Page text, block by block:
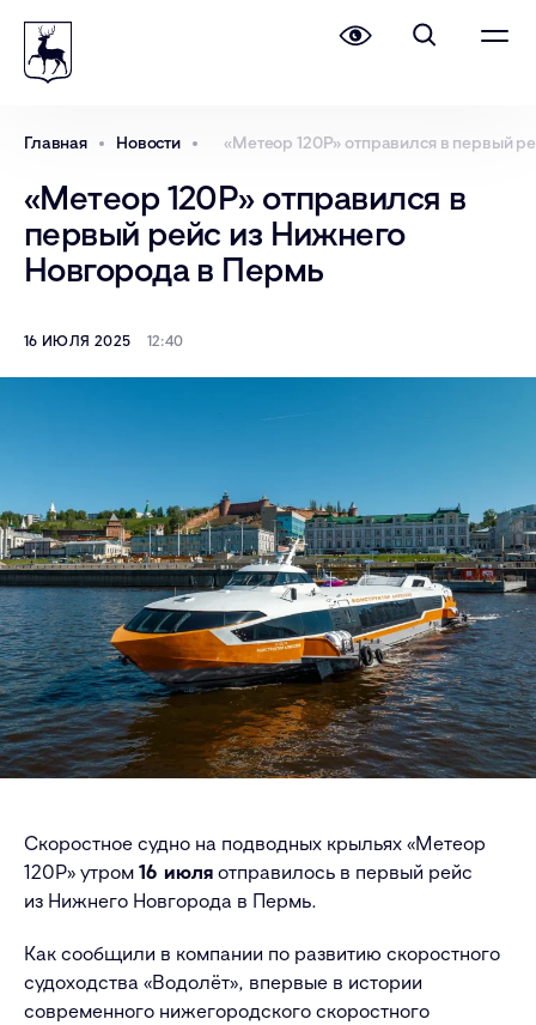
Главная Новости «Метеор 120Р» отправился в первый
«Метеор 120Р» отправился в
первый рейс из Нижнего
Новгорода в Пермь
16 ИЮЛЯ 2025 12:40
Скоростное судно на подводных крыльях «Метеор
120Р» утром 16 июля отправилось в первый рейс
из Нижнего Новгорода в Пермь.
Как сообщили в компании по развитию скоростного
судоходства «Водолёт», впервые в истории
современного нижегородского скоростного